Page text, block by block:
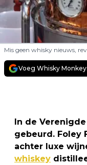
Mis geen whisky nieuws,
Voeg Whisky
In de
gebeurd. Foley
achter luxe
whiskey